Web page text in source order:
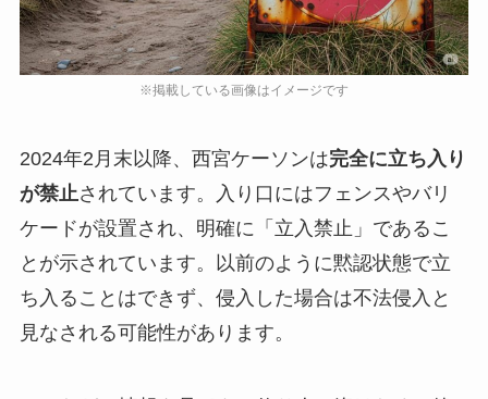
2024年2月末以降、西宮ケーソンは完全に立ち入り
が禁止されています。入り口にはフェンスやバリ
ケードが設置され、明確に「立入禁止」であるこ
とが示されています。以前のように黙認状態で立
ち入ることはできず、侵入した場合は不法侵入と
見なされる可能性があります。